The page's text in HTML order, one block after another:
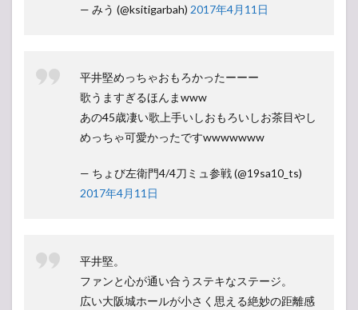
— みう (@ksitigarbah) 2017年4月11日
平井堅めっちゃおもろかったーーー
歌うますぎるほんまwww
あの45歳凄い歌上手いしおもろいしお茶目やし
めっちゃ可愛かったですwwwwwww
— ちょび左衛門4/4刀ミュ参戦 (@19sa10_ts)
2017年4月11日
平井堅。
ファンと心が通い合うステキなステージ。
広い大阪城ホールが小さく思える絶妙の距離感